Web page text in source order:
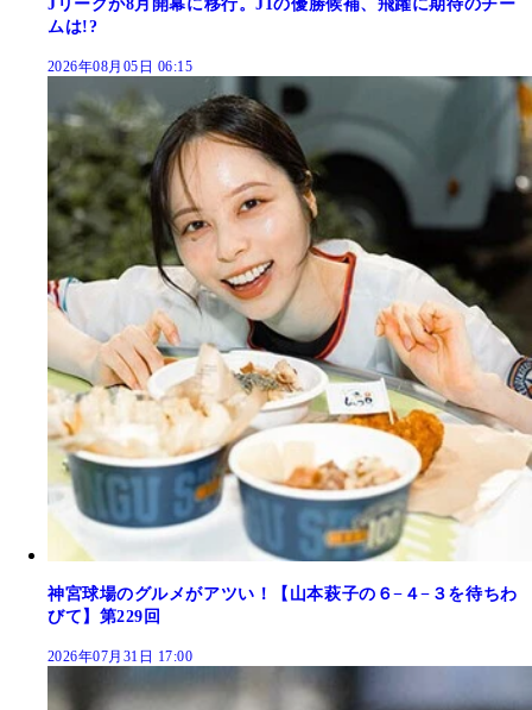
Jリーグが8月開幕に移行。J1の優勝候補、飛躍に期待のチー
ムは!?
2026年08月05日 06:15
神宮球場のグルメがアツい！【山本萩子の６−４−３を待ちわ
びて】第229回
2026年07月31日 17:00